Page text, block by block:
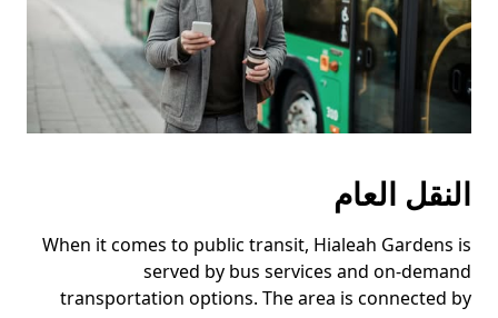
النقل العام
When it comes to public transit, Hialeah Gardens is
served by bus services and on-demand
transportation options. The area is connected by